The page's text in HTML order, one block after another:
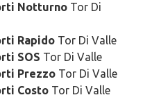
Notturno Tor Di
Rapido Tor Di Valle
SOS Tor Di Valle
Prezzo Tor Di Valle
Costo Tor Di Valle